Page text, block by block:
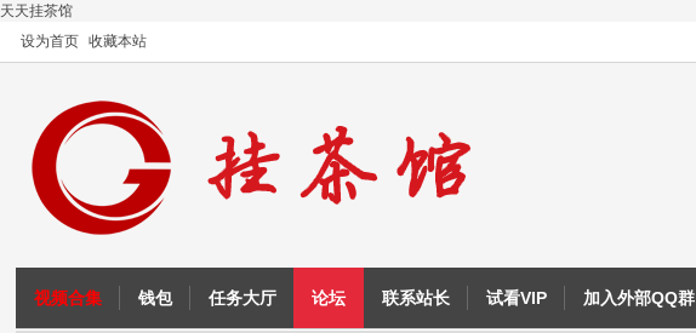
天天挂茶馆
设为首页
收藏本站
视频合集 钱包 任务大厅 论坛 联系站长 试看VIP 加入外部QQ群